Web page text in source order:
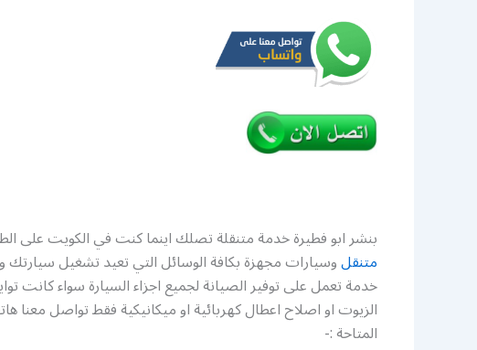
بنشر ابو فطيرة خدمة متنقلة تصلك اينما كنت في الكويت على
متنقلوسيارات مجهزة بكافة الوسائل التي تعيد تشغيل
خدمة تعمل على توفير الصيانة لجميع اجزاء السيارة سواء كانت
الزيوت او اصلاح اعطال كهربائية او ميكانيكية فقط تواصل معنا
المتاحة :-